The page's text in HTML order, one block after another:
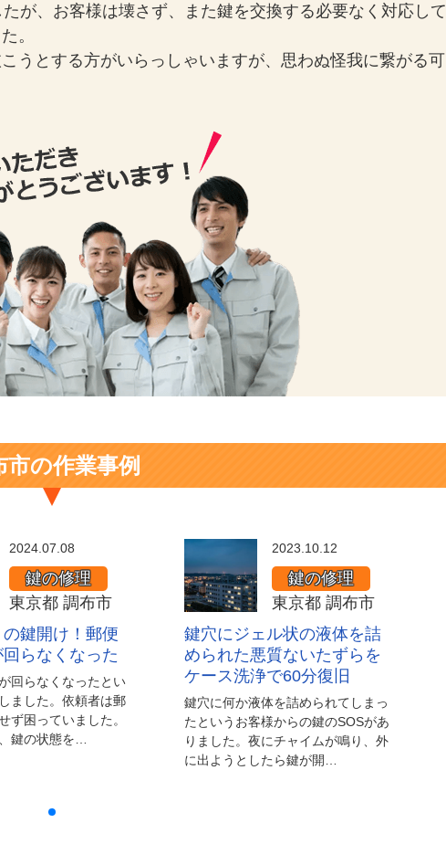
が、お客様は壊さず、また鍵を交換する必要なく対応して
。
うとする方がいらっしゃいますが、思わぬ怪我に繋がる可
市の作業事例
2024.07.08
鍵の修理
東京都 調布市
鍵開け！郵便
らなくなった
回らなくなったとい
ました。依頼者は郵
ず困っていました。
鍵の状態を…
2023.10.12
鍵の修理
東京都 調布市
鍵穴にジェル状の液体を詰
められた悪質ないたずらを
ケース洗浄で60分復旧
鍵穴に何か液体を詰められてしまっ
たというお客様からの鍵のSOSがあ
りました。夜にチャイムが鳴り、外
に出ようとしたら鍵が開…